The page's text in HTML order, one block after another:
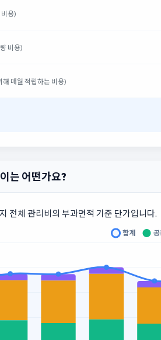
비용)
비용)
해 매월 적립하는 비용)
는 어떤가요?
전체 관리비의 부과면적 기준 단가입니다.